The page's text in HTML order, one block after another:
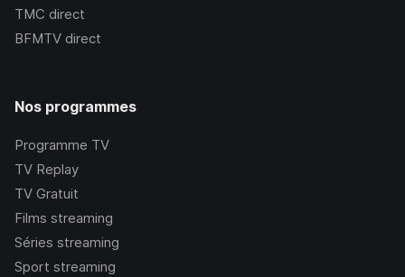
TMC direct
BFMTV direct
Nos programmes
Programme TV
TV Replay
TV Gratuit
Films streaming
Séries streaming
Sport streaming